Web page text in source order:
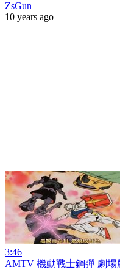
ZsGun
10 years ago
3:46
AMTV 機動戰士鋼彈 劇場